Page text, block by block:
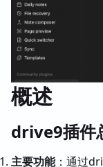
概述
drive9插件
主要功能：通过